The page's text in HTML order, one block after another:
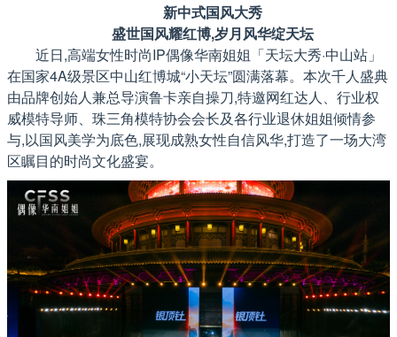
新中式国风大秀
盛世国风耀红博,岁月风华绽天坛
近日,高端女性时尚IP偶像华南姐姐「天坛大秀·中山站」
在国家4A级景区中山红博城“小天坛”圆满落幕。本次千人盛典
由品牌创始人兼总导演鲁卡亲自操刀,特邀网红达人、行业权
威模特导师、珠三角模特协会会长及各行业退休姐姐倾情参
与,以国风美学为底色,展现成熟女性自信风华,打造了一场大湾
区瞩目的时尚文化盛宴。